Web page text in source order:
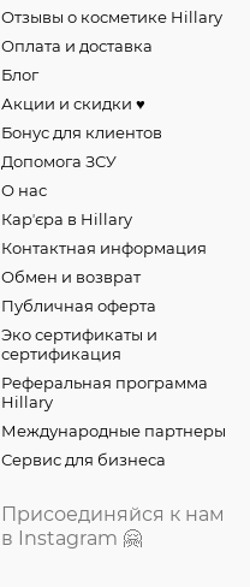
Отзывы о косметике Hillary
Оплата и доставка
Блог
Акции и скидки ♥️
Бонус для клиентов
Допомога ЗСУ
О нас
Карʼєра в Hillary
Контактная информация
Обмен и возврат
Публичная оферта
Эко сертификаты и
сертификация
Реферальная программа
Hillary
Международные партнеры
Сервис для бизнеса
Присоединяйся к нам
в Instagram 🤗